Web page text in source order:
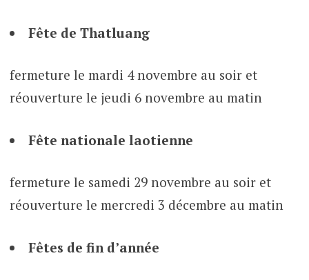
Fête de Thatluang
fermeture le mardi 4 novembre au soir et
réouverture le jeudi 6 novembre au matin
Fête nationale laotienne
fermeture le samedi 29 novembre au soir et
réouverture le mercredi 3 décembre au matin
Fêtes de fin d’année